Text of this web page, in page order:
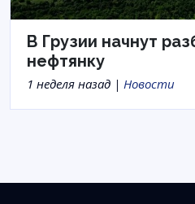
В Грузии начнут
нефтянку
1 неделя назад | Новости